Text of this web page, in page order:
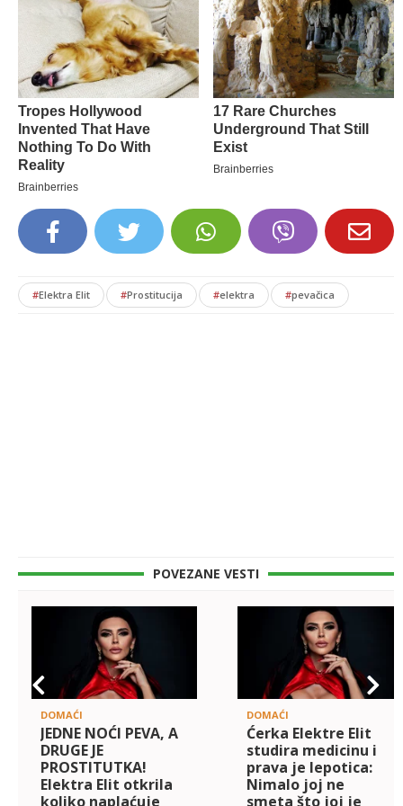
#Elektra Elit #Prostitucija #elektra #pevačica
POVEZANE VESTI
DOMAĆI
JEDNE NOĆI PEVA, A
DRUGE JE
PROSTITUTKA!
Elektra Elit otkrila
koliko naplaćuje
DOMAĆI
Ćerka Elektre Elit
studira medicinu i
prava je lepotica:
Nimalo joj ne
smeta što joj je